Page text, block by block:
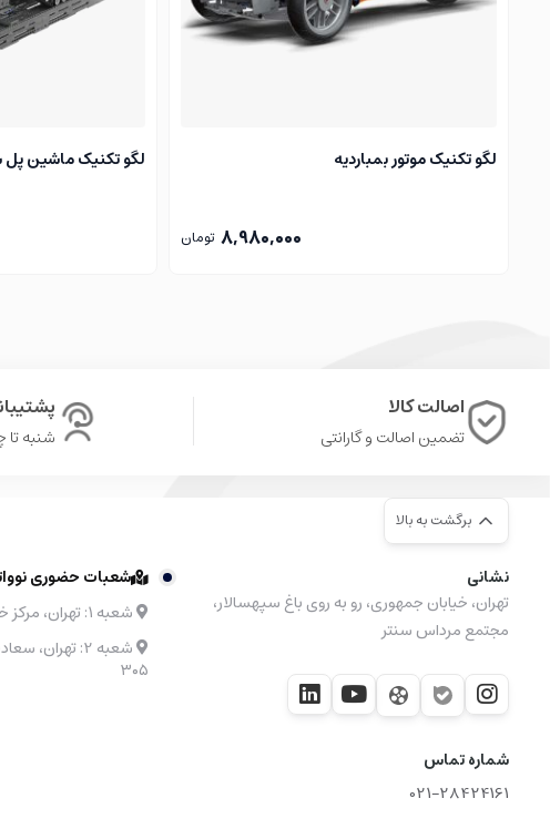
خرید لگو لامبورگینی سیان
لگو پورشه gt3 rs
لگو تکنیک موتور بمباردیه
8,980,000 تومان
لگو تکنیک ماشین پل
اصالت کالا
تضمین اصالت و گارانتی
پشتیبانی 24
شنبه تا
برگشت به بالا
نشانی
تهران، خیابان جمهوری، رو به روی باغ سپهسالار،
مجتمع مرداس سنتر
شماره تماس
021-28424161
شعبات حضوری
شعبه ۱: تهران، مرکز خرید نیایش مال طبقه 4 واحد 48
۳۰۵